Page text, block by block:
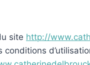
site http://
conditions